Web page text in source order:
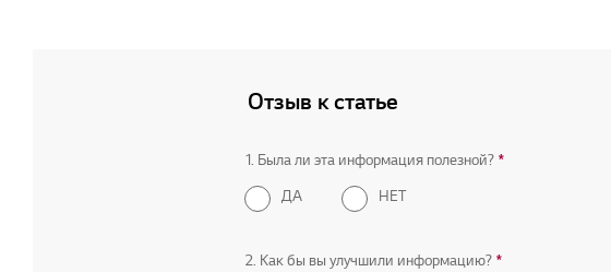
Отзыв к статье
1. Была ли эта информация полезной? *
ДА
НЕТ
2. Как бы вы улучшили информацию? *